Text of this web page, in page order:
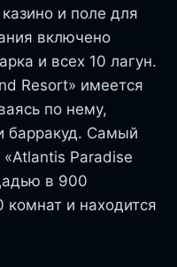
и поле для
включено
и всех 10 лагун.
Resort» имеется
по нему,
барракуд. Самый
Paradise
в 900
и находится